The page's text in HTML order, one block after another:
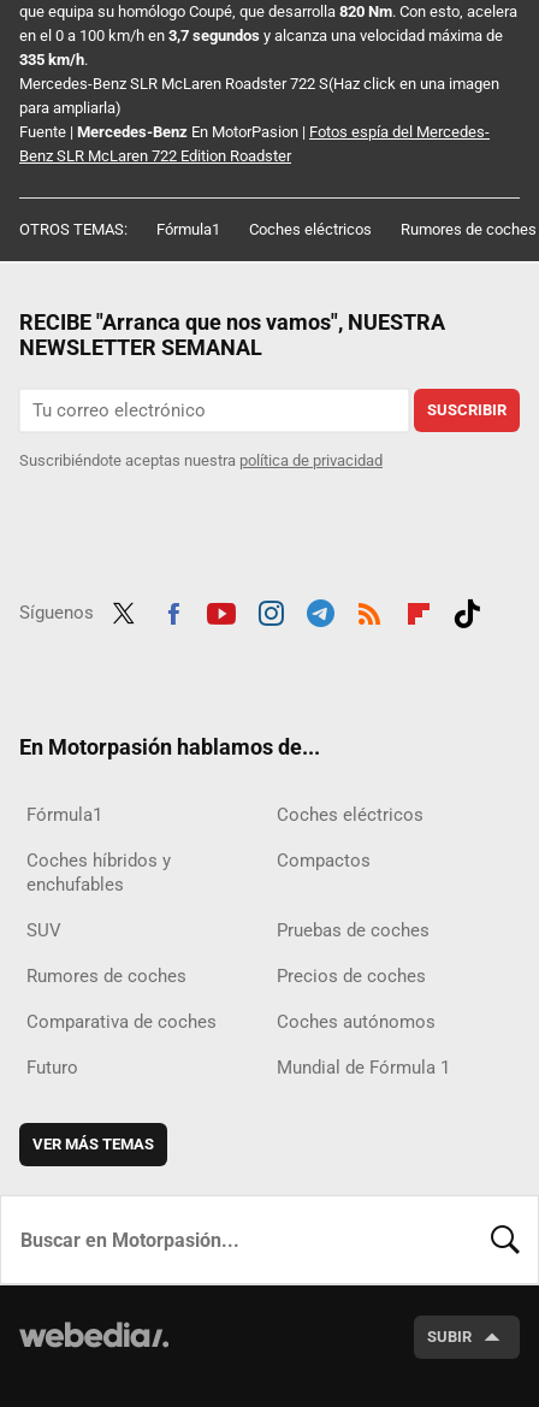
que equipa su homólogo Coupé, que desarrolla 820 Nm. Con esto, acelera
en el 0 a 100 km/h en 3,7 segundos y alcanza una velocidad máxima de
335 km/h.
Mercedes-Benz SLR McLaren Roadster 722 S(Haz click en una imagen
para ampliarla)
Fuente | Mercedes-Benz En MotorPasion | Fotos espía del Mercedes-
Benz SLR McLaren 722 Edition Roadster
OTROS TEMAS: Fórmula1 Coches eléctricos Rumores de coches
RECIBE "Arranca que nos vamos", NUESTRA
NEWSLETTER SEMANAL
SUSCRIBIR
Suscribiéndote aceptas nuestra política de privacidad
Síguenos
En Motorpasión hablamos de...
Fórmula1 Coches eléctricos
Coches híbridos y
enchufables
Compactos
SUV Pruebas de coches
Rumores de coches Precios de coches
Comparativa de coches Coches autónomos
Futuro Mundial de Fórmula 1
VER MÁS TEMAS
SUBIR